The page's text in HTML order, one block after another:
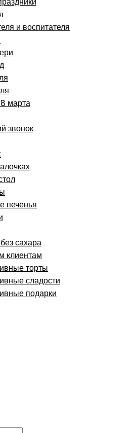
и воспитателя
марта
звонок
печенья
сахара
клиентам
торты
сладости
подарки